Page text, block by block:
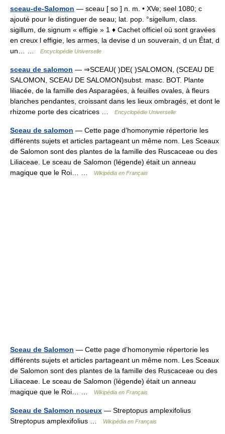
sceau-de-Salomon — sceau [ so ] n. m. • XVe; seel 1080; c
ajouté pour le distinguer de seau; lat. pop. °sigellum, class.
sigillum, de signum « effigie » 1 ♦ Cachet officiel où sont gravées
en creux l effigie, les armes, la devise d un souverain, d un État, d
un… …
Encyclopédie Universelle
sceau de salomon — ⇒SCEAU( )DE( )SALOMON, (SCEAU DE
SALOMON, SCEAU DE SALOMON)subst. masc. BOT. Plante
liliacée, de la famille des Asparagées, à feuilles ovales, à fleurs
blanches pendantes, croissant dans les lieux ombragés, et dont le
rhizome porte des cicatrices …
Encyclopédie Universelle
Sceau de salomon — Cette page d’homonymie répertorie les
différents sujets et articles partageant un même nom. Les Sceaux
de Salomon sont des plantes de la famille des Ruscaceae ou des
Liliaceae. Le sceau de Salomon (légende) était un anneau
magique que le Roi… …
Wikipédia en Français
Sceau de Salomon — Cette page d’homonymie répertorie les
différents sujets et articles partageant un même nom. Les Sceaux
de Salomon sont des plantes de la famille des Ruscaceae ou des
Liliaceae. Le sceau de Salomon (légende) était un anneau
magique que le Roi… …
Wikipédia en Français
Sceau de Salomon noueux — Streptopus amplexifolius
Streptopus amplexifolius …
Wikipédia en Français